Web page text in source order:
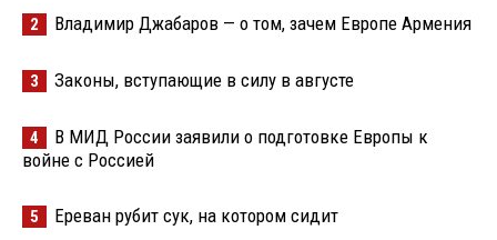
2 Владимир Джабаров — о том, зачем Европе Армения
3 Законы, вступающие в силу в августе
4
В МИД России заявили о подготовке Европы к
войне с Россией
5 Ереван рубит сук, на котором сидит